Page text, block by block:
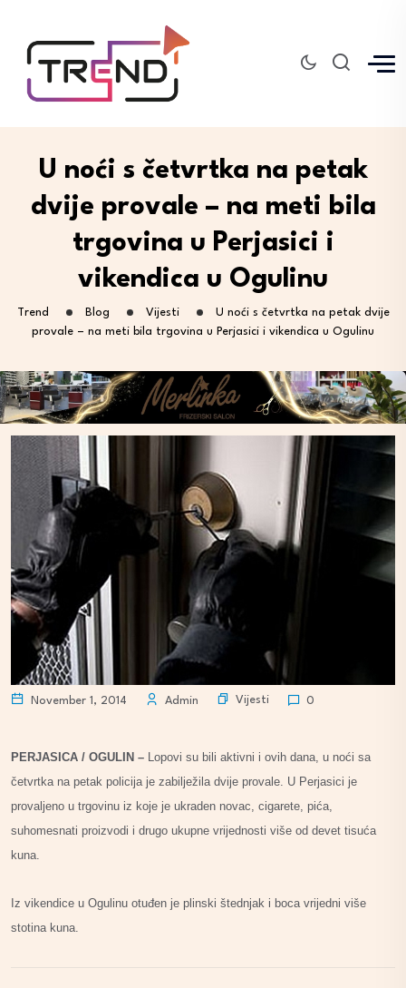
U noći s četvrtka na petak
dvije provale – na meti bila
trgovina u Perjasici i
vikendica u Ogulinu
Trend Blog Vijesti
U noći s četvrtka na petak dvije
provale – na meti bila trgovina u Perjasici i vikendica u Ogulinu
November 1, 2014 Admin Vijesti 0
PERJASICA / OGULIN – Lopovi su bili aktivni i ovih dana, u noći sa
četvrtka na petak policija je zabilježila dvije provale. U Perjasici je
provaljeno u trgovinu iz koje je ukraden novac, cigarete, pića,
suhomesnati proizvodi i drugo ukupne vrijednosti više od devet tisuća
kuna.
Iz vikendice u Ogulinu otuđen je plinski štednjak i boca vrijedni više
stotina kuna.